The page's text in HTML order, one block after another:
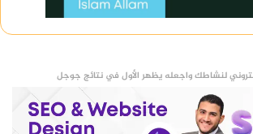
لنشاطك واجعله يظهر الأول في نتائج جوجل